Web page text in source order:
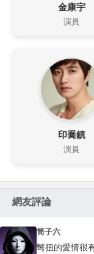
金康宇
演員
印喬鎮
演員
網友評論
筒子六
彆扭的愛情很